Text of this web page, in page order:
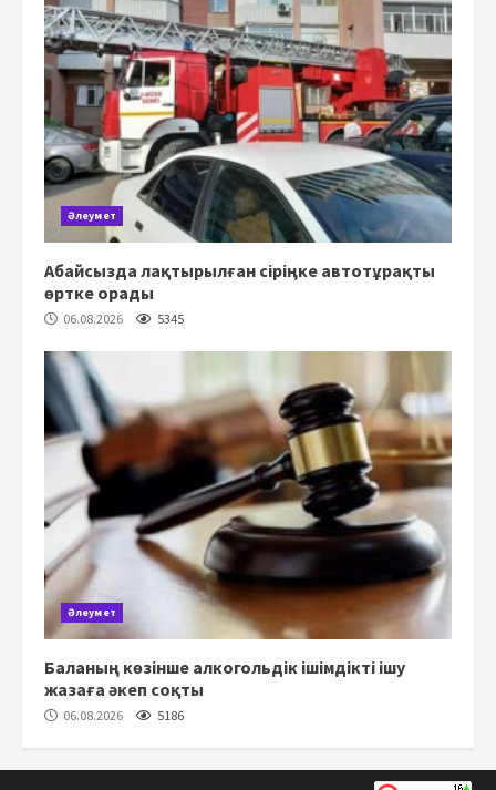
Әлеумет
Абайсызда лақтырылған сіріңке автотұрақты
өртке орады
06.08.2026 5345
Әлеумет
Баланың көзінше алкогольдік ішімдікті ішу
жазаға әкеп соқты
06.08.2026 5186